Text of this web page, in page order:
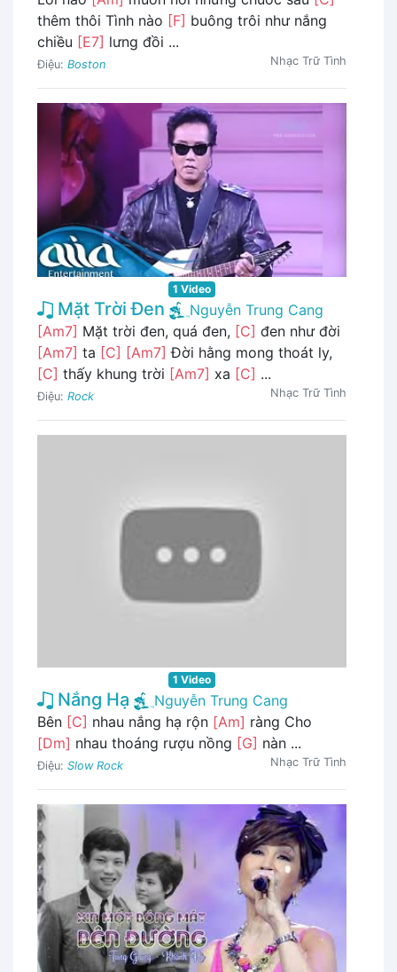
thêm thôi Tình nào [F] buông trôi như nắng
chiều [E7] lưng đồi ...
Điệu: Boston Nhạc Trữ Tình
1 Video
Mặt Trời Đen
Nguyễn Trung Cang
[Am7] Mặt trời đen, quá đen, [C] đen như đời
[Am7] ta [C] [Am7] Đời hằng mong thoát ly,
[C] thấy khung trời [Am7] xa [C] ...
Điệu: Rock Nhạc Trữ Tình
1 Video
Nắng Hạ
Nguyễn Trung Cang
Bên [C] nhau nắng hạ rộn [Am] ràng Cho
[Dm] nhau thoáng rượu nồng [G] nàn ...
Điệu: Slow Rock Nhạc Trữ Tình